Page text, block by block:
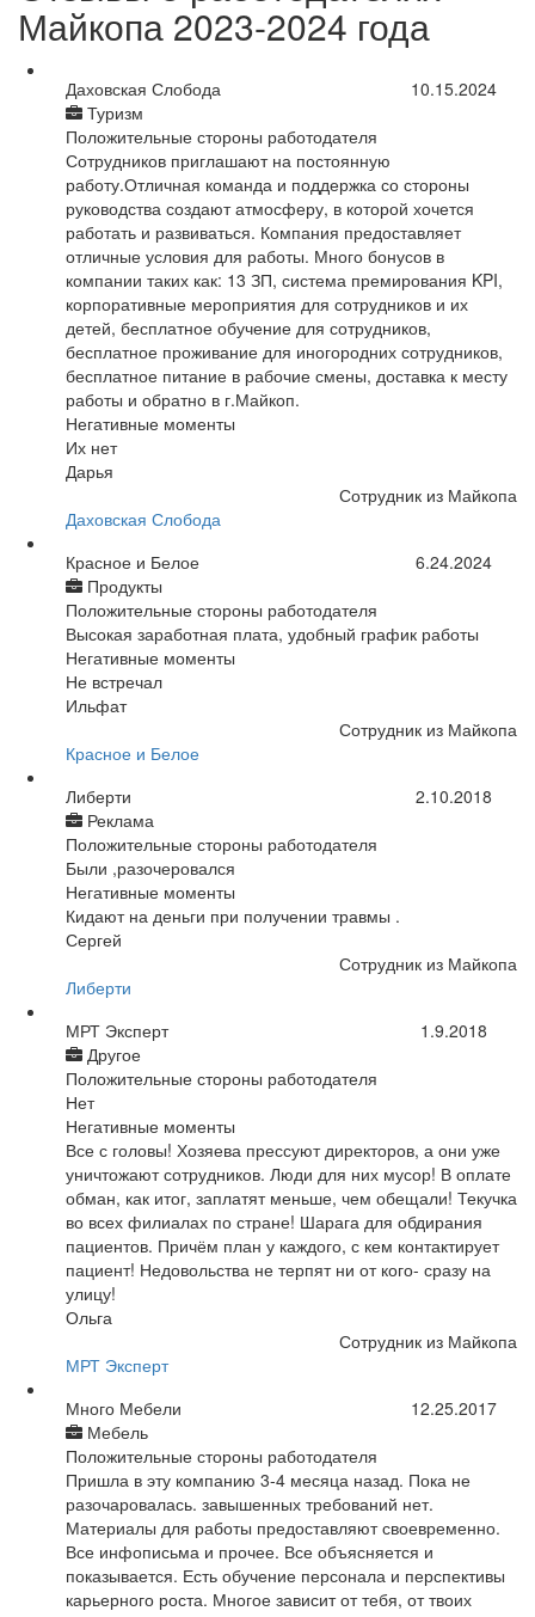
Майкопа 2023-2024 года
Даховская Слобода
Туризм
10.15.2024
Положительные стороны работодателя
Сотрудников приглашают на постоянную
работу.Отличная команда и поддержка со стороны
руководства создают атмосферу, в которой хочется
работать и развиваться. Компания предоставляет
отличные условия для работы. Много бонусов в
компании таких как: 13 ЗП, система премирования KPI,
корпоративные мероприятия для сотрудников и их
детей, бесплатное обучение для сотрудников,
бесплатное проживание для иногородних сотрудников,
бесплатное питание в рабочие смены, доставка к месту
работы и обратно в г.Майкоп.
Негативные моменты
Их нет
Дарья
Сотрудник из Майкопа
Даховская Слобода
Красное и Белое
Продукты
6.24.2024
Положительные стороны работодателя
Высокая заработная плата, удобный график работы
Негативные моменты
Не встречал
Ильфат
Сотрудник из Майкопа
Красное и Белое
Либерти
Реклама
2.10.2018
Положительные стороны работодателя
Были ,разочеровался
Негативные моменты
Кидают на деньги при получении травмы .
Сергей
Сотрудник из Майкопа
Либерти
МРТ Эксперт
Другое
1.9.2018
Положительные стороны работодателя
Нет
Негативные моменты
Все с головы! Хозяева прессуют директоров, а они уже
уничтожают сотрудников. Люди для них мусор! В оплате
обман, как итог, заплатят меньше, чем обещали! Текучка
во всех филиалах по стране! Шарага для обдирания
пациентов. Причём план у каждого, с кем контактирует
пациент! Недовольства не терпят ни от кого- сразу на
улицу!
Ольга
Сотрудник из Майкопа
МРТ Эксперт
Много Мебели
Мебель
12.25.2017
Положительные стороны работодателя
Пришла в эту компанию 3-4 месяца назад. Пока не
разочаровалась. завышенных требований нет.
Материалы для работы предоставляют своевременно.
Все инфописьма и прочее. Все объясняется и
показывается. Есть обучение персонала и перспективы
карьерного роста. Многое зависит от тебя, от твоих